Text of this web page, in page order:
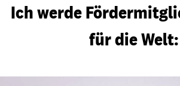
Ich werde
für die Welt: